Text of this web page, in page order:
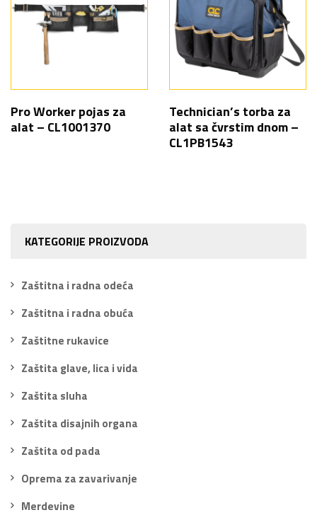
KATEGORIJE PROIZVODA
Zaštitna i radna odeća
Zaštitna i radna obuća
Zaštitne rukavice
Zaštita glave, lica i vida
Zaštita sluha
Zaštita disajnih organa
Zaštita od pada
Oprema za zavarivanje
Merdevine
Pro Worker pojas za
alat – CL1001370
Technician’s torba za
alat sa čvrstim dnom –
CL1PB1543